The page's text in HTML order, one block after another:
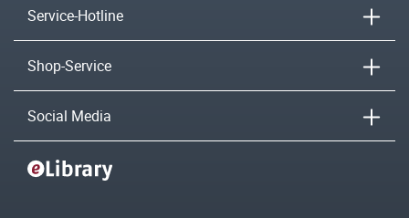
Service-Hotline
Shop-Service
Social Media